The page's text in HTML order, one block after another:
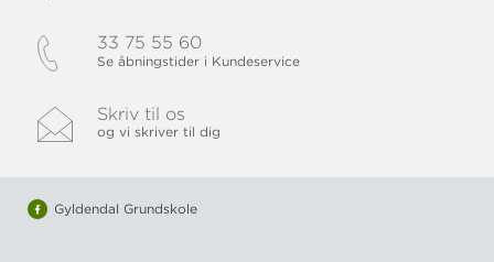
33 75 55 60
Se åbningstider i Kundeservice
Skriv til os
og vi skriver til dig
Gyldendal Grundskole